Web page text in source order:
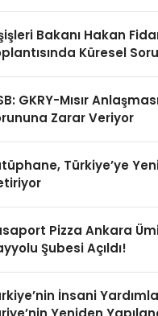
Bakanı Hakan
Küresel
GKRY-Mısır
Zarar Veriyor
Türkiye’ye
Pizza Ankara
Şubesi Açıldı!
İnsani